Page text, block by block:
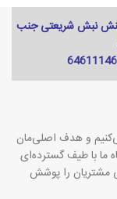
نبش شریعتی جنب
و هدف اصلی‌مان
ما با طیف گسترده‌ای
مشتریان را پوشش